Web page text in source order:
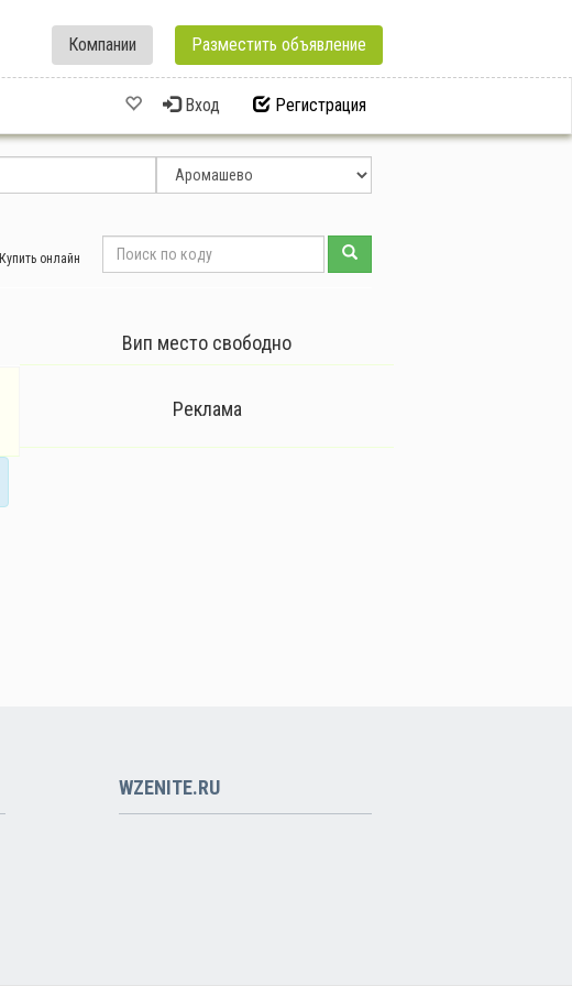
Компании Разместить объявление
Вход Регистрация
Купить онлайн
Вип место свободно
Реклама
WZENITE.RU